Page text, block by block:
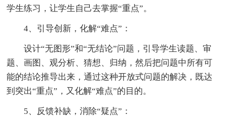
学生练习，让学生自己去掌握“重点”。
4、引导创新，化解“难点”：
设计“无图形”和“无结论”问题，引导学生读题、审
题、画图、观分析、猜想、归纳，然后把问题中所有可
能的结论推导出来，通过这种开放式问题的解决，既达
到突出“重点”，又化解“难点”的目的。
5、反馈补缺，消除“疑点”：